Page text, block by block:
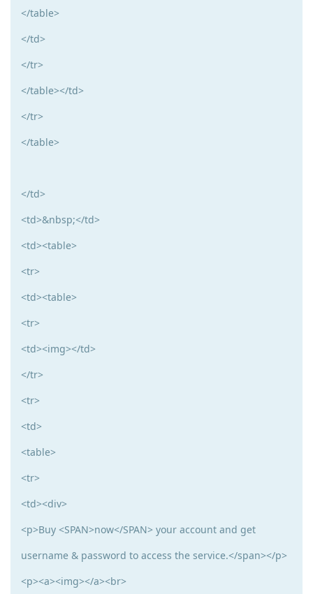
</table>
</td>
</tr>
</table></td>
</tr>
</table>
</td>
<td>&nbsp;</td>
<td><table>
<tr>
<td><table>
<tr>
<td><img></td>
</tr>
<tr>
<td>
<table>
<tr>
<td><div>
<p>Buy <SPAN>now</SPAN> your account and get
username & password to access the service.</span></p>
<p><a><img></a><br>